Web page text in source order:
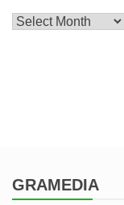
Archive
GRAMEDIA